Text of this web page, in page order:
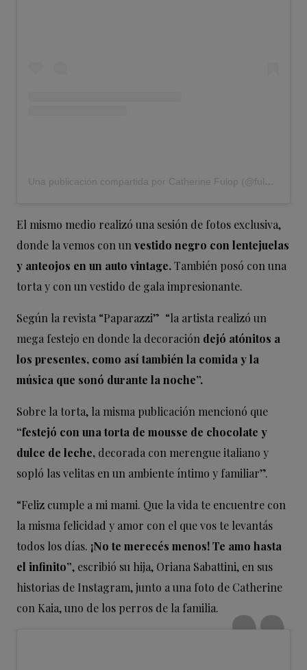
Una publicación compartida por Catherine Fulop (@fulopcatherine)
El mismo medio realizó una sesión de fotos exclusiva,
donde la vemos con un vestido negro con lentejuelas
y anteojos en un auto vintage.También posó con una
torta y con un vestido de gala impresionante.
Según la revista “Paparazzi” “la artista realizó un
mega festejo en donde la decoración dejó atónitos a
los presentes, como así también la comida y la
música que sonó durante la noche”.
Sobre la torta, la misma publicación mencionó que
“festejó con una torta de mousse de chocolate y
dulce de leche, decorada con merengue italiano y
sopló las velitas en un ambiente íntimo y familiar”.
“Feliz cumple a mi mami. Que la vida te encuentre con
la misma felicidad y amor con el que vos te levantás
todos los días. ¡No te merecés menos! Te amo hasta
el infinito”, escribió su hija, Oriana Sabattini, en sus
historias de Instagram, junto a una foto de Catherine
con Kaia, uno de los perros de la familia.